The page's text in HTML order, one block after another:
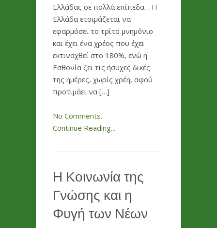
Ελλάδας σε πολλά επίπεδα… Η
Ελλάδα ετοιμάζεται να
εφαρμόσει το τρίτο μνημόνιο
και έχει ένα χρέος που έχει
εκτιναχθεί στο 180%, ενώ η
Εσθονία ζει τις ήσυχες δικές
της ημέρες, χωρίς χρέη, αφού
προτιμάει να […]
No Comments.
Continue Reading...
Η Κοινωνία της
Γνώσης και η
Φυγή των Νέων